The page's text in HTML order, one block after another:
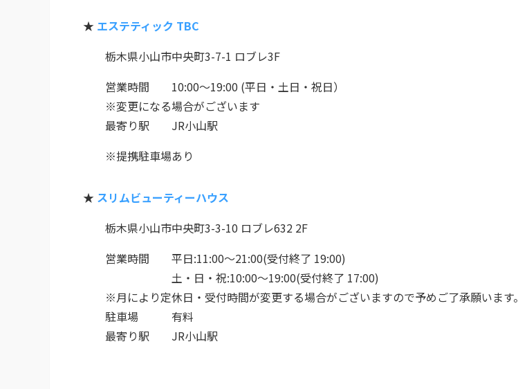
★ エステティック TBC
栃木県小山市中央町3-7-1 ロブレ3F
営業時間 10:00～19:00 (平日・土日・祝日）
※変更になる場合がございます
最寄り駅 JR小山駅
※提携駐車場あり
★ スリムビューティーハウス
栃木県小山市中央町3-3-10 ロブレ632 2F
営業時間 平日:11:00～21:00(受付終了 19:00)
土・日・祝:10:00～19:00(受付終了 17:00)
※月により定休日・受付時間が変更する場合がございますので予めご了承願います。
駐車場 有料
最寄り駅 JR小山駅